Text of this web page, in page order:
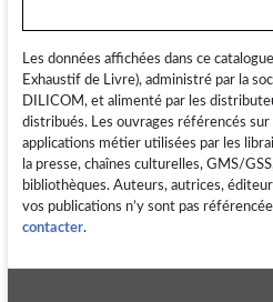
Les données affichées dans ce
Exhaustif de Livre), administré par la
DILICOM, et alimenté par les
distribués. Les ouvrages référencés sur
applications métier utilisées par les
la presse, chaînes culturelles, GMS/
bibliothèques. Auteurs, autrices,
vos publications n’y sont pas
contacter.